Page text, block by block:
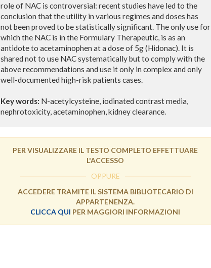
role of NAC is controversial: recent studies have led to the
conclusion that the utility in various regimes and doses has
not been proved to be statistically significant. The only use for
which the NAC is in the Formulary Therapeutic, is as an
antidote to acetaminophen at a dose of 5g (Hidonac). It is
shared not to use NAC systematically but to comply with the
above recommendations and use it only in complex and only
well-documented high-risk patients cases.
Key words: N-acetylcysteine, iodinated contrast media,
nephrotoxicity, acetaminophen, kidney clearance.
PER VISUALIZZARE IL TESTO COMPLETO EFFETTUARE
L'ACCESSO
OPPURE
ACCEDERE TRAMITE IL SISTEMA BIBLIOTECARIO DI
APPARTENENZA.
CLICCA QUI PER MAGGIORI INFORMAZIONI